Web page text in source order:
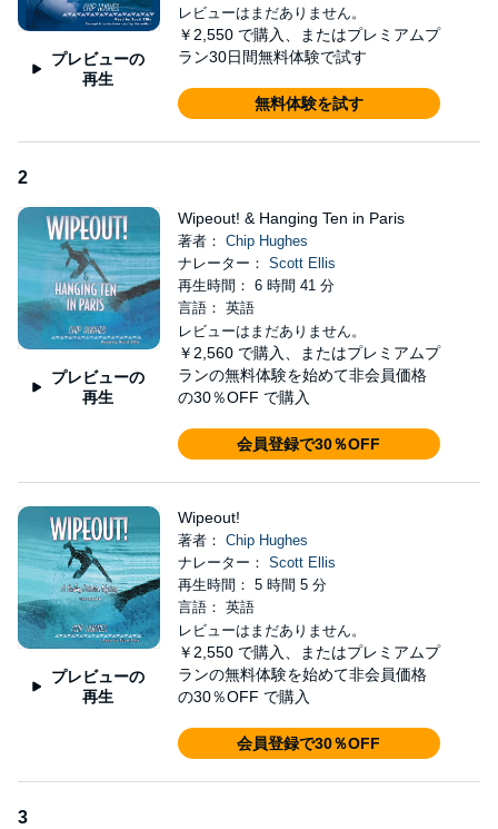
Was the mule prodded or spooked or drugged? Did Parke do it
for vengeance, or Adrienne for an inheritance, as Parke alleges?
Soon, Kai uncovers a motive more noxious than either of these,
entangling him in the shady dealings of big-time developers,
corrupt politicians, and underworld thugs. As he hops from island
to island seeking a pivotal clue, the clock ticks down on more than
stake.
©2004 Robert S. Hughes, Jr. (P)2018 Robert S. Hughes, Jr.
プレビューの
再生
レビューはまだありません。
￥2,550 で購入、またはプレミアムプ
ラン30日間無料体験で試す
無料体験を試す
2
プレビューの
再生
Wipeout! & Hanging Ten in Paris
著者： Chip Hughes
ナレーター： Scott Ellis
再生時間： 6 時間 41 分
言語： 英語
レビューはまだありません。
￥2,560 で購入、またはプレミアムプ
ランの無料体験を始めて非会員価格
の30％OFF で購入
会員登録で30％OFF
プレビューの
再生
Wipeout!
著者： Chip Hughes
ナレーター： Scott Ellis
再生時間： 5 時間 5 分
言語： 英語
レビューはまだありません。
￥2,550 で購入、またはプレミアムプ
ランの無料体験を始めて非会員価格
の30％OFF で購入
会員登録で30％OFF
3